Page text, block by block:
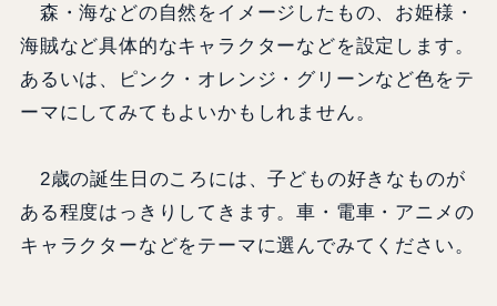
森・海などの自然をイメージしたもの、お姫様・
海賊など具体的なキャラクターなどを設定します。
あるいは、ピンク・オレンジ・グリーンなど色をテ
ーマにしてみてもよいかもしれません。
2歳の誕生日のころには、子どもの好きなものが
ある程度はっきりしてきます。車・電車・アニメの
キャラクターなどをテーマに選んでみてください。